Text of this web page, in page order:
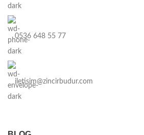
0536 648 55 77
iletisim@zincirbudur.com